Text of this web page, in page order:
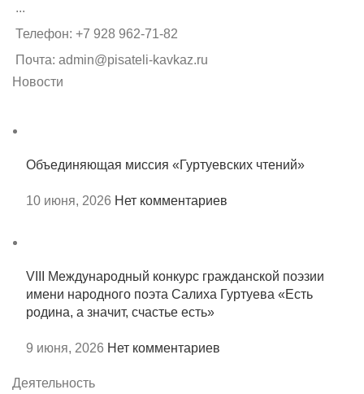
...
Телефон: +7 928 962-71-82
Почта: admin@pisateli-kavkaz.ru
Новости
Объединяющая миссия «Гуртуевских чтений»
10 июня, 2026 Нет комментариев
VIII Международный конкурс гражданской поэзии
имени народного поэта Салиха Гуртуева «Есть
родина, а значит, счастье есть»
9 июня, 2026 Нет комментариев
Деятельность